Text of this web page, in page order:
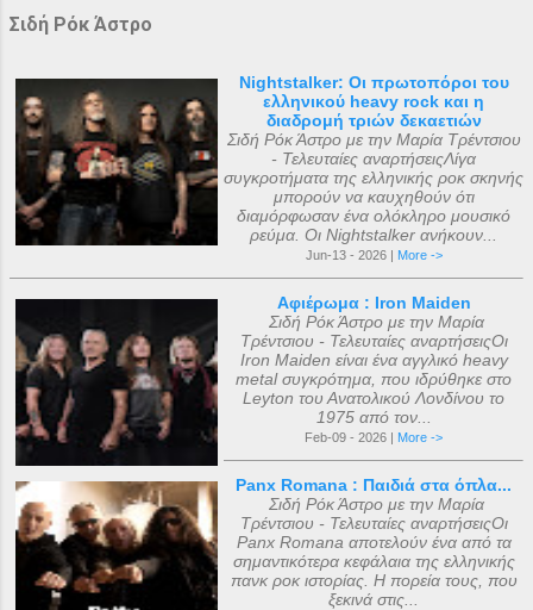
Σιδή Ρόκ Άστρο
Nightstalker: Οι πρωτοπόροι του
ελληνικού heavy rock και η
διαδρομή τριών δεκαετιών
Σιδή Ρόκ Άστρο με την Μαρία Τρέντσιου
- Τελευταίες αναρτήσειςΛίγα
συγκροτήματα της ελληνικής ροκ σκηνής
μπορούν να καυχηθούν ότι
διαμόρφωσαν ένα ολόκληρο μουσικό
ρεύμα. Οι Nightstalker ανήκουν...
Jun-13 - 2026 | More ->
Αφιέρωμα : Iron Maiden
Σιδή Ρόκ Άστρο με την Μαρία
Τρέντσιου - Τελευταίες αναρτήσειςΟι
Iron Maiden είναι ένα αγγλικό heavy
metal συγκρότημα, που ιδρύθηκε στο
Leyton του Ανατολικού Λονδίνου το
1975 από τον...
Feb-09 - 2026 | More ->
Panx Romana : Παιδιά στα όπλα...
Σιδή Ρόκ Άστρο με την Μαρία
Τρέντσιου - Τελευταίες αναρτήσειςΟι
Panx Romana αποτελούν ένα από τα
σημαντικότερα κεφάλαια της ελληνικής
πανκ ροκ ιστορίας. Η πορεία τους, που
ξεκινά στις...